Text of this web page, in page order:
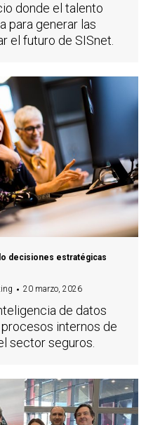
donde el talento
para generar las
el futuro de SISnet.
decisiones estratégicas
20 marzo, 2026
de datos
internos de
sector seguros.